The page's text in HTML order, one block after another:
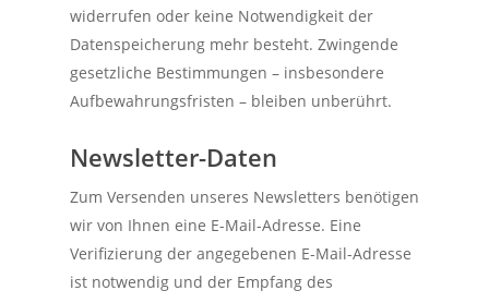
widerrufen oder keine Notwendigkeit der
Datenspeicherung mehr besteht. Zwingende
gesetzliche Bestimmungen – insbesondere
Aufbewahrungsfristen – bleiben unberührt.
Newsletter-Daten
Zum Versenden unseres Newsletters benötigen
wir von Ihnen eine E-Mail-Adresse. Eine
Verifizierung der angegebenen E-Mail-Adresse
ist notwendig und der Empfang des
Badminton Workshop
Tennisabo
Buchung)
Hygiene und
Gutscheine